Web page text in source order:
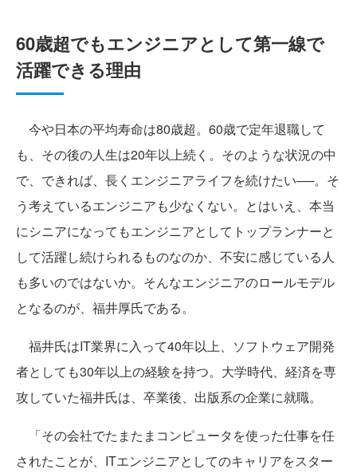
60歳超でもエンジニアとして第一線で
活躍できる理由
今や日本の平均寿命は80歳超。60歳で定年退職して
も、その後の人生は20年以上続く。そのような状況の中
で、できれば、長くエンジニアライフを続けたい──。そ
う考えているエンジニアも少なくない。とはいえ、本当
にシニアになってもエンジニアとしてトップランナーと
して活躍し続けられるものなのか、不安に感じている人
も多いのではないか。そんなエンジニアのロールモデル
となるのが、福井厚氏である。
福井氏はIT業界に入って40年以上、ソフトウェア開発
者としても30年以上の経験を持つ。大学時代、経済を専
攻していた福井氏は、卒業後、出版系の企業に就職。
「その会社でたまたまコンピュータを使った仕事を任
されたことが、ITエンジニアとしてのキャリアをスター